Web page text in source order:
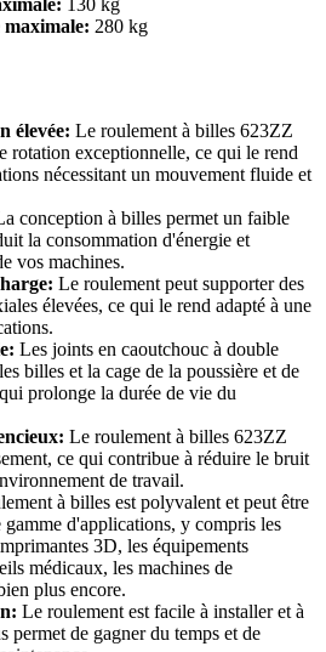
130 kg
280 kg
élevée: Le roulement à billes 623ZZ
rotation exceptionnelle, ce qui le rend
nécessitant un mouvement fluide et
conception à billes permet un faible
la consommation d'énergie et
vos machines.
Le roulement peut supporter des
élevées, ce qui le rend adapté à une
Les joints en caoutchouc à double
billes et la cage de la poussière et de
prolonge la durée de vie du
Le roulement à billes 623ZZ
ce qui contribue à réduire le bruit
de travail.
à billes est polyvalent et peut être
gamme d'applications, y compris les
3D, les équipements
médicaux, les machines de
plus encore.
Le roulement est facile à installer et à
permet de gagner du temps et de